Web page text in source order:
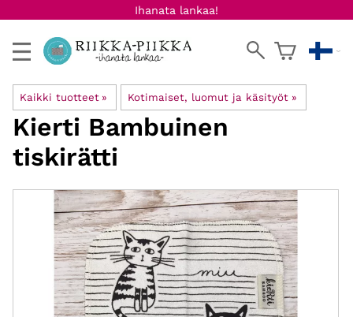
Ihanata lankaa!
Kaikki tuotteet ‪» Kotimaiset, luomut ja käsityöt ‪»
Kierti Bambuinen
tiskirätti